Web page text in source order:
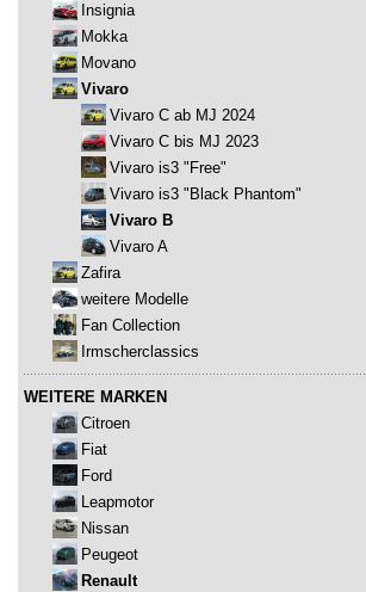
Insignia
Mokka
Movano
Vivaro
Vivaro C ab MJ 2024
Vivaro C bis MJ 2023
Vivaro is3 "Free"
Vivaro is3 "Black Phantom"
Vivaro B
Vivaro A
Zafira
weitere Modelle
Fan Collection
Irmscherclassics
WEITERE MARKEN
Citroen
Fiat
Ford
Leapmotor
Nissan
Peugeot
Renault